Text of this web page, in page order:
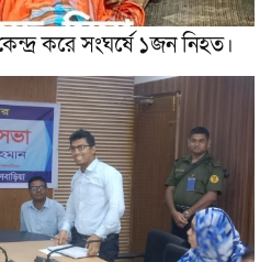
করে সংঘর্ষে ১জন নিহত।